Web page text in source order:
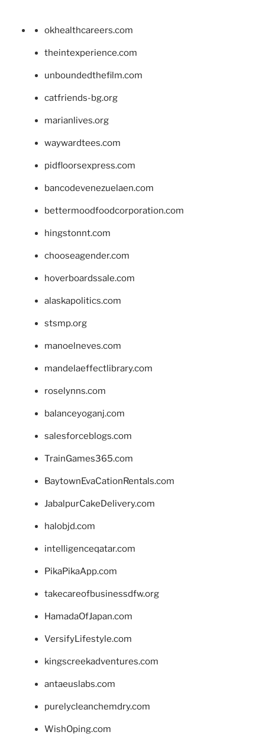
okhealthcareers.com
theintexperience.com
unboundedthefilm.com
catfriends-bg.org
marianlives.org
waywardtees.com
pidfloorsexpress.com
bancodevenezuelaen.com
bettermoodfoodcorporation.com
hingstonnt.com
chooseagender.com
hoverboardssale.com
alaskapolitics.com
stsmp.org
manoelneves.com
mandelaeffectlibrary.com
roselynns.com
balanceyoganj.com
salesforceblogs.com
TrainGames365.com
BaytownEvaCationRentals.com
JabalpurCakeDelivery.com
halobjd.com
intelligenceqatar.com
PikaPikaApp.com
takecareofbusinessdfw.org
HamadaOfJapan.com
VersifyLifestyle.com
kingscreekadventures.com
antaeuslabs.com
purelycleanchemdry.com
WishOping.com